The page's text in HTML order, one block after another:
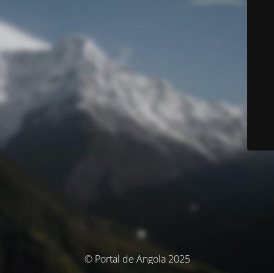
© Portal de Angola 2025